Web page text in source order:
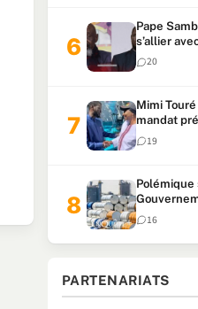
Pape
s’allier
locales et
20
Mimi
mandat
faire plus
19
Polémique
milliards
16
PARTENARIATS